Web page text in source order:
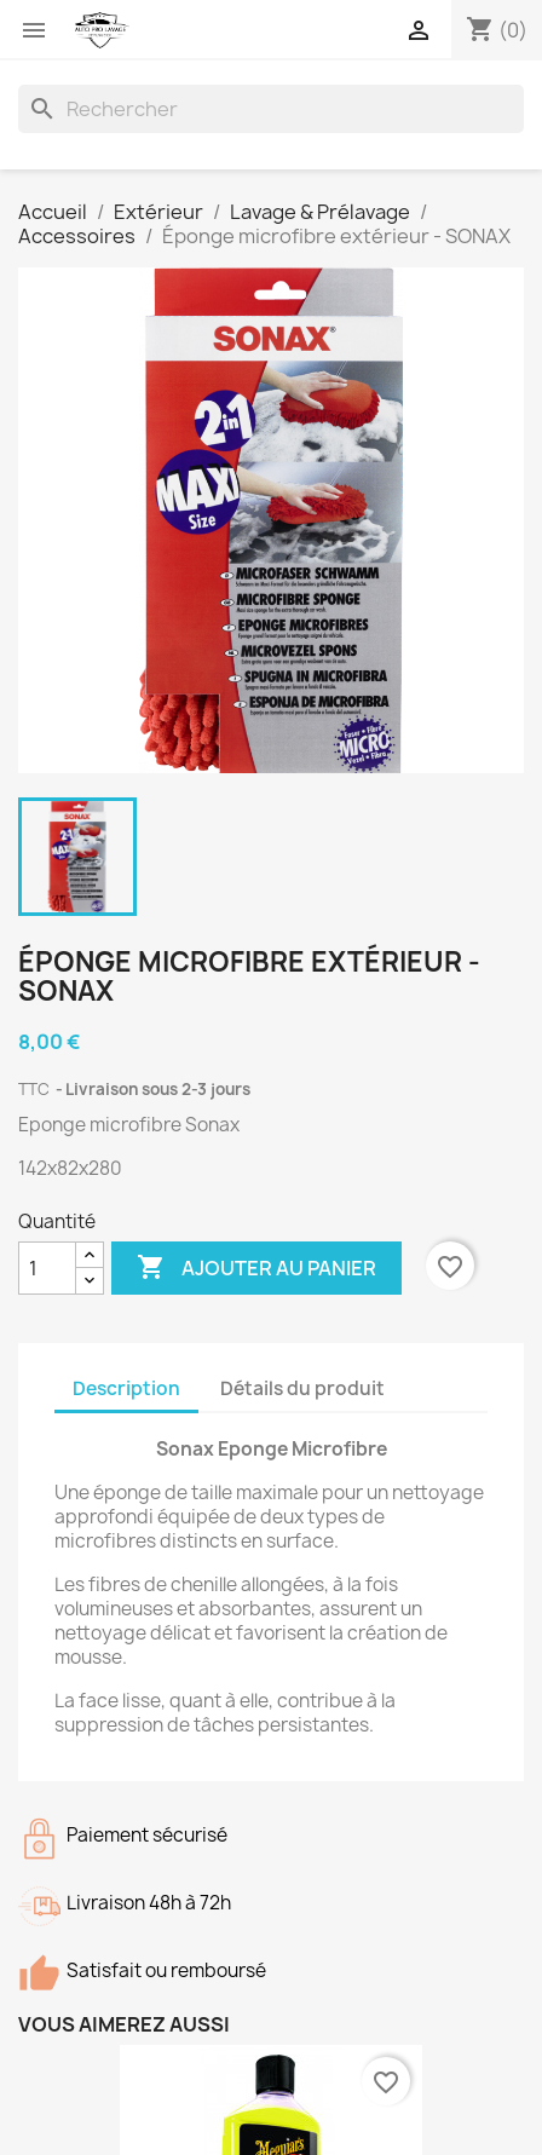
 shopping_cart (0)

search
Accueil Extérieur
Lavage & Prélavage
Accessoires
Éponge microfibre extérieur - SONAX
ÉPONGE MICROFIBRE EXTÉRIEUR -
SONAX
8,00 €
TTC Livraison sous 2-3 jours
Eponge microfibre Sonax
142x82x280
Quantité
 AJOUTER AU PANIER favorite_border
Description Détails du produit
Sonax Eponge Microfibre
Une éponge de taille maximale pour un nettoyage
approfondi équipée de deux types de
microfibres distincts en surface.
Les fibres de chenille allongées, à la fois
volumineuses et absorbantes, assurent un
nettoyage délicat et favorisent la création de
mousse.
La face lisse, quant à elle, contribue à la
suppression de tâches persistantes.
Paiement sécurisé
Livraison 48h à 72h
Satisfait ou remboursé
VOUS AIMEREZ AUSSI
favorite_border